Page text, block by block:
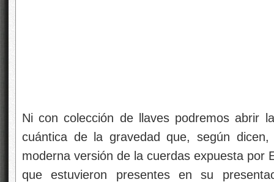
Ni con colección de llaves podremos abrir
cuántica de la gravedad que, según
moderna versión de la cuerdas expuesta por
que estuvieron presentes en su